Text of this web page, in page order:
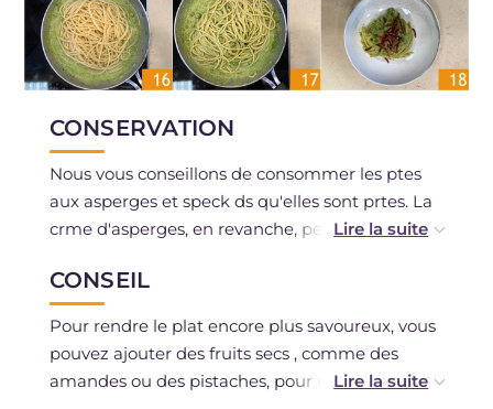
CONSERVATION
Nous vous conseillons de consommer les ptes
aux asperges et speck ds qu'elles sont prtes. La
crme d'asperges, en revanche, peut
conserve au rfrigrateur, dans un rcipient ferm,
pendant 2-3 jours. Nous dconseillons de
congeler les ptes dj
CONSEIL
Pour rendre le plat encore plus savoureux, vous
pouvez ajouter des fruits secs , comme des
amandes ou des pistaches, pour une note